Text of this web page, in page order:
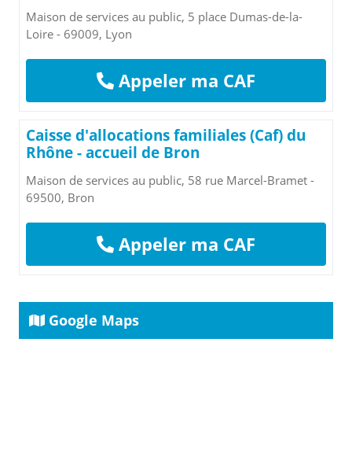
Maison de services au public, 5 place Dumas-de-la-
Loire - 69009, Lyon
Appeler ma CAF
Caisse d'allocations familiales (Caf) du
Rhône - accueil de Bron
Maison de services au public, 58 rue Marcel-Bramet -
69500, Bron
Appeler ma CAF
Google Maps